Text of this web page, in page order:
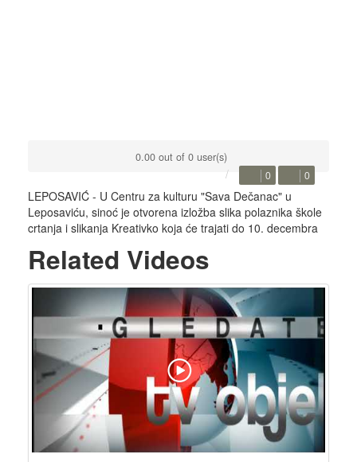
0.00 out of 0 user(s)
0 0
LEPOSAVIĆ - U Centru za kulturu "Sava Dečanac" u
Leposaviću, sinoć je otvorena izložba slika polaznika škole
crtanja i slikanja Kreativko koja će trajati do 10. decembra
Related Videos